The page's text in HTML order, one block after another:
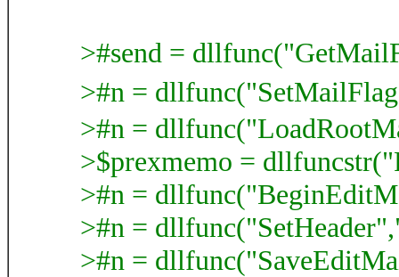
>#send =
>#n =
>#n =
>$prexmemo =
>#n =
>#n =
>#n =